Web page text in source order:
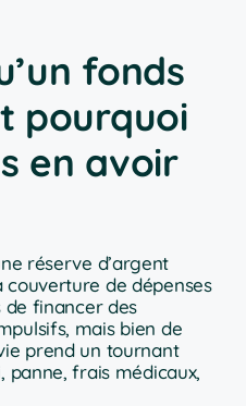
fonds
pourquoi
en avoir
réserve d’argent
couverture de dépenses
de financer des
mais bien de
prend un tournant
panne, frais médicaux,